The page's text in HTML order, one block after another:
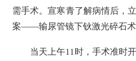
需手术。宣寒青了解病情后，
案——输尿管镜下钬激光碎石术
当天上午11时，手术准时